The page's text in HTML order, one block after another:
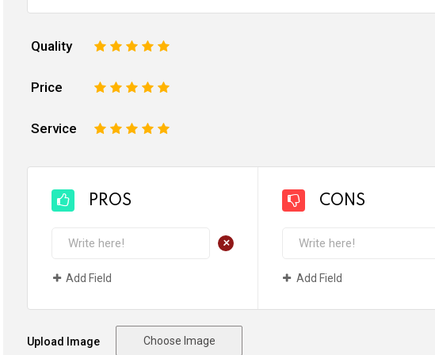
Quality 5
4
3
2
Price 5
4
3
2
Service 5
4
3
2
PROS
+
Add Field
CONS
Add Field
Upload Image Choose Image